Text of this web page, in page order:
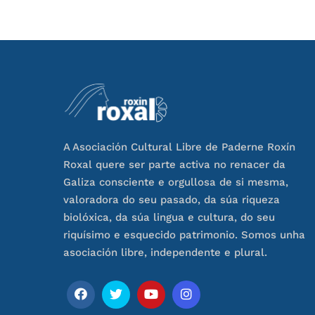
A Asociación Cultural Libre de Paderne Roxín
Roxal quere ser parte activa no renacer da
Galiza consciente e orgullosa de si mesma,
valoradora do seu pasado, da súa riqueza
biolóxica, da súa lingua e cultura, do seu
riquísimo e esquecido patrimonio. Somos unha
asociación libre, independente e plural.